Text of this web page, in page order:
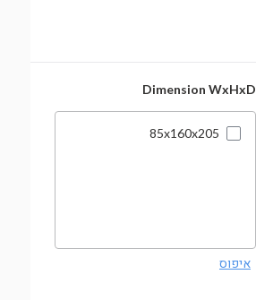
Dimension WxHxD
85x160x205
איפוס